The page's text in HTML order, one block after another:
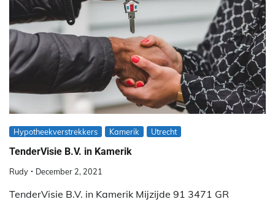
Hypotheekverstrekkers Kamerik Utrecht
TenderVisie B.V. in Kamerik
Rudy December 2, 2021
TenderVisie B.V. in Kamerik Mijzijde 91 3471 GR